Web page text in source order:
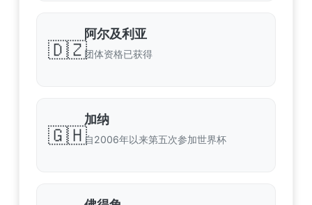
🇩🇿
阿尔及利亚
团体资格已获得
🇬🇭
加纳
自2006年以来第五次参加世界杯